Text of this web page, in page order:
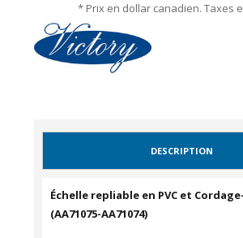
* Prix en dollar canadien. Taxes
DESCRIPTION
Échelle repliable en PVC et
(AA71075-AA71074)